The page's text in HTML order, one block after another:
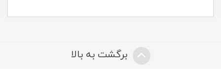
برگشت به بالا